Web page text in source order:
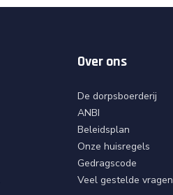
Over ons
De dorpsboerderij
ANBI
Beleidsplan
Onze huisregels
Gedragscode
Veel gestelde vragen